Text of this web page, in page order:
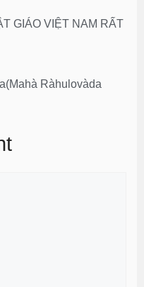
GIÁO VIỆT NAM RẤT
Ràhulovàda